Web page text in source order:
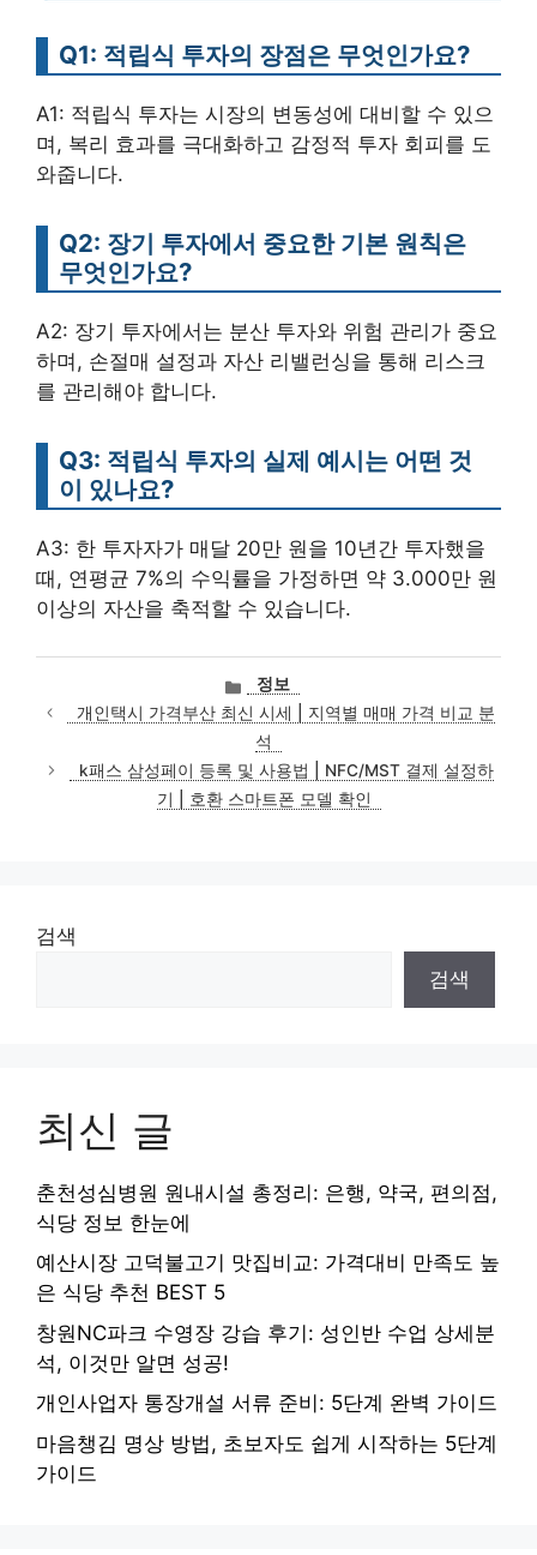
Q1: 적립식 투자의 장점은 무엇인가요?
A1: 적립식 투자는 시장의 변동성에 대비할 수 있으
며, 복리 효과를 극대화하고 감정적 투자 회피를 도
와줍니다.
Q2: 장기 투자에서 중요한 기본 원칙은
무엇인가요?
A2: 장기 투자에서는 분산 투자와 위험 관리가 중요
하며, 손절매 설정과 자산 리밸런싱을 통해 리스크
를 관리해야 합니다.
Q3: 적립식 투자의 실제 예시는 어떤 것
이 있나요?
A3: 한 투자자가 매달 20만 원을 10년간 투자했을
때, 연평균 7%의 수익률을 가정하면 약 3.000만 원
이상의 자산을 축적할 수 있습니다.
카
테
고
리
정보
개인택시 가격부산 최신 시세 | 지역별 매매 가격 비교 분
석
k패스 삼성페이 등록 및 사용법 | NFC/MST 결제 설정하
기 | 호환 스마트폰 모델 확인
검색
검색
최신 글
춘천성심병원 원내시설 총정리: 은행, 약국, 편의점,
식당 정보 한눈에
예산시장 고덕불고기 맛집비교: 가격대비 만족도 높
은 식당 추천 BEST 5
창원NC파크 수영장 강습 후기: 성인반 수업 상세분
석, 이것만 알면 성공!
개인사업자 통장개설 서류 준비: 5단계 완벽 가이드
마음챙김 명상 방법, 초보자도 쉽게 시작하는 5단계
가이드